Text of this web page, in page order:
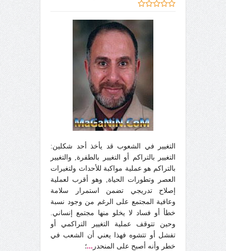
التغيير في الشعوب قد يأخذ أحد شكلين:
التغيير بالتراكم أو التغيير بالطفرة, والتغيير
بالتراكم هو عملية مواكبة للأحداث ولتغيرات
العصر وتطورات الحياة, وهو أقرب لعملية
إصلاح تدريجي تضمن استمرار سلامة
وعافية المجتمع على الرغم من وجود نسبة
خطأ أو فساد لا يخلو منها مجتمع إنساني.
وحين تتوقف عملية التغيير التراكمي أو
تفشل أو تتشوه فهذا يعني أن الشعب في
خطر وأنه أصبح على المنحدر ...؛